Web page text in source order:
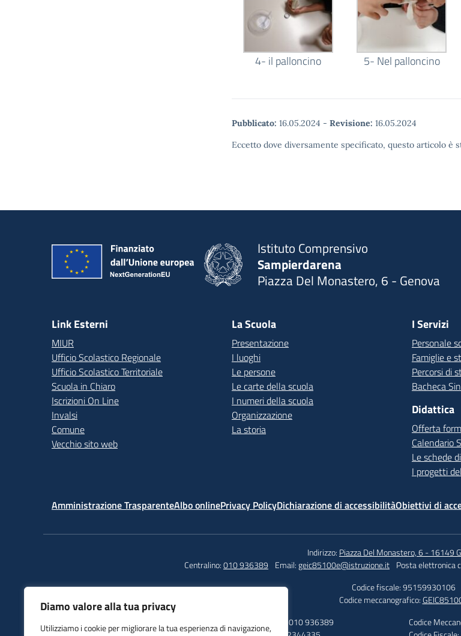
Diamo valore alla tua privacy
Utilizziamo i cookie per migliorare la tua esperienza di navigazione,
4- il palloncino 5- Nel palloncino
Pubblicato: 16.05.2024 - Revisione: 16.05.2024
Eccetto dove diversamente specificato, questo articolo è
Istituto Comprensivo
Sampierdarena
Piazza Del Monastero, 6 - Genova
Link Esterni
MIUR
Ufficio Scolastico Regionale
Ufficio Scolastico Territoriale
Scuola in Chiaro
Iscrizioni On Line
Invalsi
Comune
Vecchio sito web
La Scuola
Presentazione
I luoghi
Le persone
Le carte della scuola
I numeri della scuola
Organizzazione
La storia
I Servizi
Personale
Famiglie e
Percorsi di
Bacheca
Didattica
Offerta
Calendario
Le schede
I progetti
Amministrazione TrasparenteAlbo onlinePrivacy PolicyDichiarazione di accessibilitàObiettivi di
Indirizzo: Piazza Del Monastero, 6 - 16149
Centralino:010 936389 Email:geic85100e@istruzione.it Posta elettronica
Codice fiscale: 95159930106
Codice meccanografico:
Telefono: 010 936389
Codice